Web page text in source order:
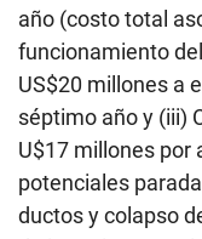
año (costo total
funcionamiento
US$20 millones a
séptimo año y (iii)
U$17 millones por
potenciales
ductos y colapso